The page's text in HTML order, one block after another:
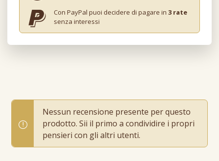
Con PayPal puoi decidere di pagare in 3 rate
senza interessi
Nessun recensione presente per questo
prodotto. Sii il primo a condividire i propri
pensieri con gli altri utenti.